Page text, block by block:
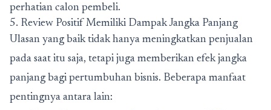
perhatian calon pembeli.
5. Review Positif Memiliki Dampak Jangka Panjang
Ulasan yang baik tidak hanya meningkatkan penjualan
pada saat itu saja, tetapi juga memberikan efek jangka
panjang bagi pertumbuhan bisnis. Beberapa manfaat
pentingnya antara lain: